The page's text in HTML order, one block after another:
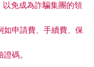
免成為詐騙集團的領
如申請費、手續費、保
碼。